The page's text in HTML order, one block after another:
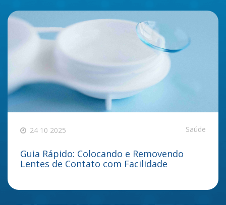
24 10 2025 Saúde
Guia Rápido: Colocando e Removendo
Lentes de Contato com Facilidade